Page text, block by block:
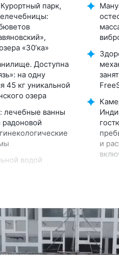
парк,
«30’ка»
Доступна
на одну
45 кг уникальной
озера
лечебные ванны
радоновой
водой
сохраняет все
природная вода
и
не